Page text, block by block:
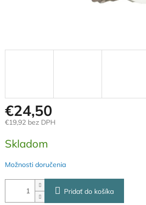
€24,50
€19,92 bez DPH
cena:
Skladom
Možnosti doručenia
Pridať do košíka